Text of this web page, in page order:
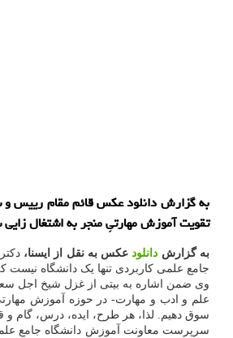
به گزارش دانلود عکس قائم مقام رییس و
تقویت آموزش مهارتیِ منجر به اشتغال
به گزارش دانلودعکس به نقل از ایسنا،
جامع علمی کاربردی تنها یک دانشگاه نیست
وی ضمن اشاره به بیتی از غزل شیخ اجل سعدی
علم و ادب و مهارت- در حوزه آموزش
سوق دهیم. لذا، هر طرح، ایده، درس، گام و
سرپرست معاونت آموزش دانشگاه جامع